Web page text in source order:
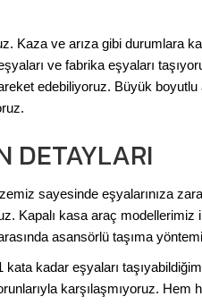
Kaza ve arıza gibi durumlara
ve fabrika eşyaları
edebiliyoruz. Büyük boyutlu
DETAYLARI
sayesinde eşyalarınıza
Kapalı kasa araç modellerimiz
asansörlü taşıma
kata kadar eşyaları
karşılaşmıyoruz. Hem